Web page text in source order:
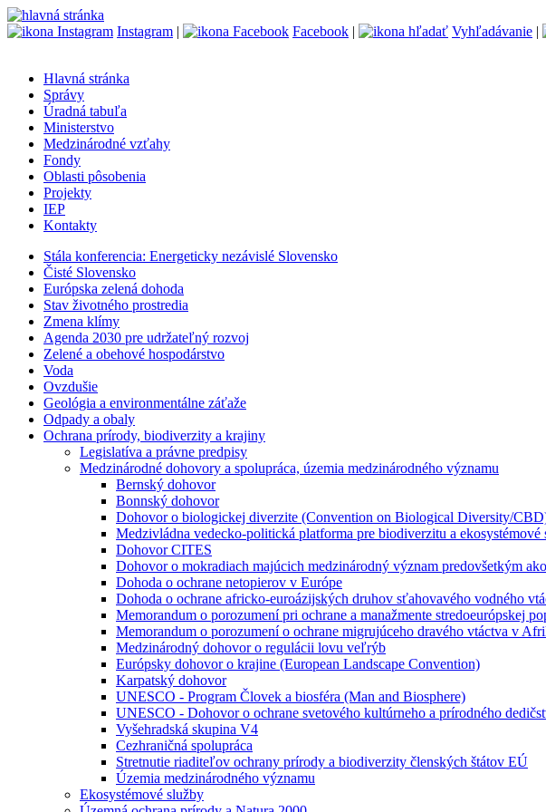
Instagram | Facebook | Vyhľadávanie |
Hlavná stránka
Správy
Úradná tabuľa
Ministerstvo
Medzinárodné vzťahy
Fondy
Oblasti pôsobenia
Projekty
IEP
Kontakty
Stála konferencia: Energeticky nezávislé Slovensko
Čisté Slovensko
Európska zelená dohoda
Stav životného prostredia
Zmena klímy
Agenda 2030 pre udržateľný rozvoj
Zelené a obehové hospodárstvo
Voda
Ovzdušie
Geológia a environmentálne záťaže
Odpady a obaly
Ochrana prírody, biodiverzity a krajiny
Legislatíva a právne predpisy
Medzinárodné dohovory a spolupráca, územia medzinárodného významu
Bernský dohovor
Bonnský dohovor
Dohovor o biologickej diverzite (Convention on Biological Diversity/
Medzivládna vedecko-politická platforma pre biodiverzitu a
Dohovor CITES
Dohovor o mokradiach majúcich medzinárodný význam predovšetkým
Dohoda o ochrane netopierov v Európe
Dohoda o ochrane africko-euroázijských druhov sťahovavého vodného
Memorandum o porozumení pri ochrane a manažmente stredoeurópskej
Memorandum o porozumení o ochrane migrujúceho dravého vtáctva v
Medzinárodný dohovor o regulácii lovu veľrýb
Európsky dohovor o krajine (European Landscape Convention)
Karpatský dohovor
UNESCO - Program Človek a biosféra (Man and Biosphere)
UNESCO - Dohovor o ochrane svetového kultúrneho a prírodného
Vyšehradská skupina V4
Cezhraničná spolupráca
Stretnutie riaditeľov ochrany prírody a biodiverzity členských štátov EÚ
Územia medzinárodného významu
Ekosystémové služby